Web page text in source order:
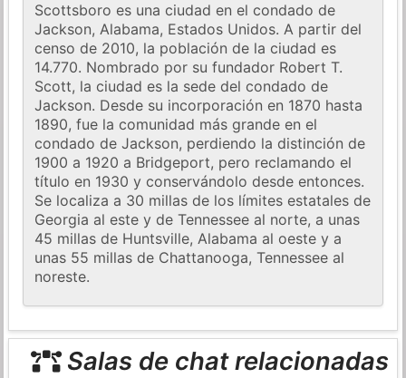
Scottsboro es una ciudad en el condado de
Jackson, Alabama, Estados Unidos. A partir del
censo de 2010, la población de la ciudad es
14.770. Nombrado por su fundador Robert T.
Scott, la ciudad es la sede del condado de
Jackson. Desde su incorporación en 1870 hasta
1890, fue la comunidad más grande en el
condado de Jackson, perdiendo la distinción de
1900 a 1920 a Bridgeport, pero reclamando el
título en 1930 y conservándolo desde entonces.
Se localiza a 30 millas de los límites estatales de
Georgia al este y de Tennessee al norte, a unas
45 millas de Huntsville, Alabama al oeste y a
unas 55 millas de Chattanooga, Tennessee al
noreste.
Salas de chat relacionadas